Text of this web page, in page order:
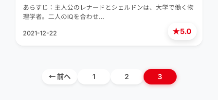
★5.0
あらすじ：主人公のレナードとシェルドンは、大学で働く物
理学者。二人のIQを合わせ…
2021-12-22
← 前へ 1 2 3